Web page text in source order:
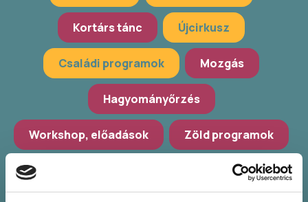
Kortárs tánc Újcirkusz
Családi programok Mozgás
Hagyományőrzés
Workshop, előadások Zöld programok
További szűrés